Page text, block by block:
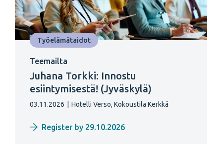
Työelämätaidot
Teemailta
Juhana Torkki: Innostu
esiintymisestä! (Jyväskylä)
03.11.2026 Hotelli Verso, Kokoustila Kerkkä
Register by 29.10.2026